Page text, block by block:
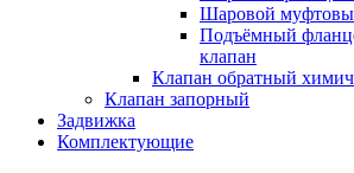
Шаровой
Подъёмный
клапан
Клапан обратный
Клапан запорный
Задвижка
Комплектующие